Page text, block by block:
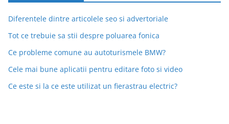
Diferentele dintre articolele seo si advertoriale
Tot ce trebuie sa stii despre poluarea fonica
Ce probleme comune au autoturismele BMW?
Cele mai bune aplicatii pentru editare foto si video
Ce este si la ce este utilizat un fierastrau electric?